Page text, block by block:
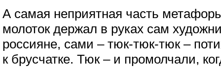
А самая неприятная часть
молоток держал в руках сам
россияне, сами – тюк-тюк-тюк –
к брусчатке. Тюк – и промолчали,